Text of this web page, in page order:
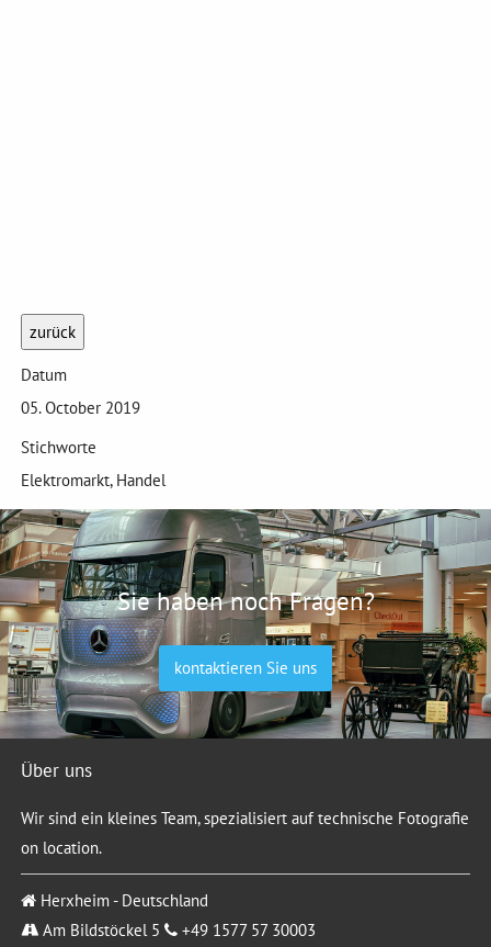
zurück
Datum
05. October 2019
Stichworte
Elektromarkt, Handel
Sie haben noch Fragen?
kontaktieren Sie uns
Über uns
Wir sind ein kleines Team, spezialisiert auf technische Fotografie
on location.
Herxheim - Deutschland
Am Bildstöckel 5
+49 1577 57 30003